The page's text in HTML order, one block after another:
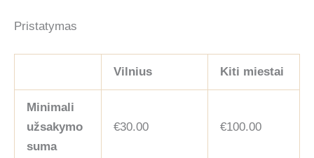
Pristatymas
Vilnius Kiti miestai
Minimali
užsakymo
suma
€30.00 €100.00